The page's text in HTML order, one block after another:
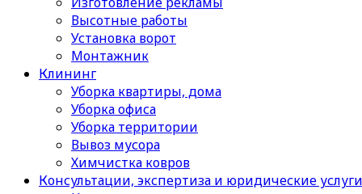
Высотные работы
Установка ворот
Монтажник
Клининг
Уборка квартиры, дома
Уборка офиса
Уборка территории
Вывоз мусора
Химчистка ковров
Консультации, экспертиза и юридические услуги